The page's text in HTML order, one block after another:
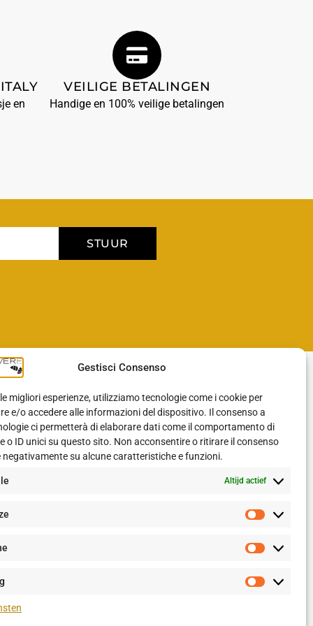
Gestisci Consenso
migliori esperienze, utilizziamo tecnologie come i cookie per
e/o accedere alle informazioni del dispositivo. Il consenso a
ci permetterà di elaborare dati come il comportamento di
o ID unici su questo sito. Non acconsentire o ritirare il consenso
negativamente su alcune caratteristiche e funzioni.
Altijd actief
en
VEILIGE BETALINGEN
Handige en 100% veilige betalingen
STUUR
BLOG
Blog